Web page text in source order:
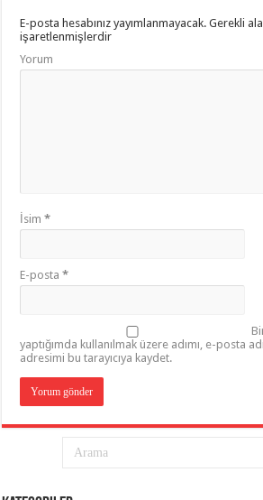
E-posta hesabınız yayımlanmayacak. Gerekli
işaretlenmişlerdir
Yorum
İsim*
E-posta*
yaptığımda kullanılmak üzere adımı, e-posta
adresimi bu tarayıcıya kaydet.